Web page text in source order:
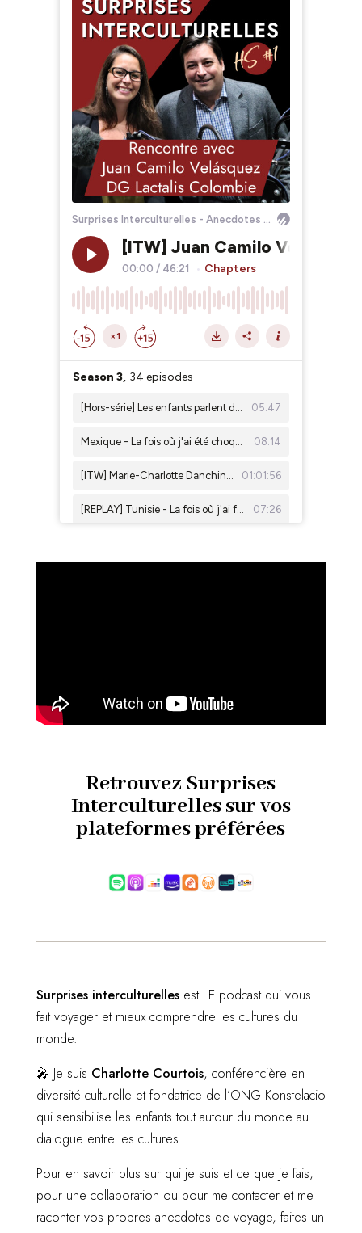
Retrouvez Surprises
Interculturelles sur vos
plateformes préférées
Surprises interculturellesest LE podcast qui vous
fait voyager et mieux comprendre les cultures du
monde.
🎤 Je suis Charlotte Courtois, conférencière en
diversité culturelle et fondatrice de l’ONG Konstelacio
qui sensibilise les enfants tout autour du monde au
dialogue entre les cultures.
Pour en savoir plus sur qui je suis et ce que je fais,
pour une collaboration ou pour me contacter et me
raconter vos propres anecdotes de voyage, faites un